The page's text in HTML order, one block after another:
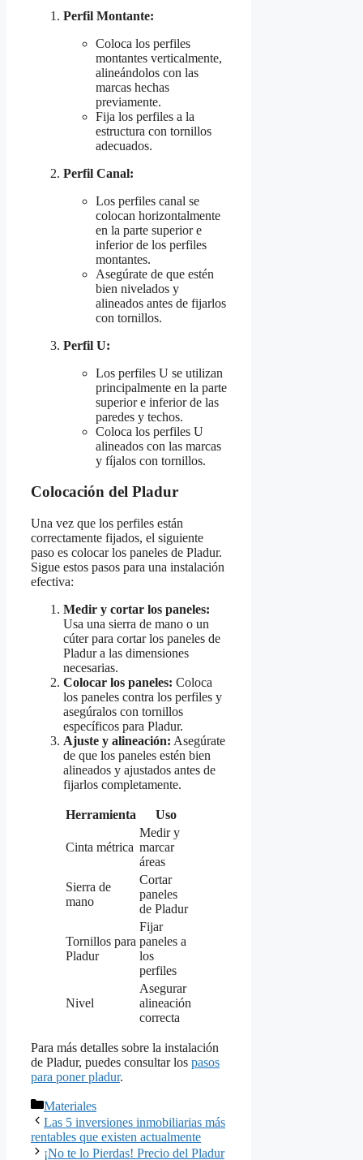
Perfil Montante:
Coloca los perfiles
montantes verticalmente,
alineándolos con las
marcas hechas
previamente.
Fija los perfiles a la
estructura con tornillos
adecuados.
Perfil Canal:
Los perfiles canal se
colocan horizontalmente
en la parte superior e
inferior de los perfiles
montantes.
Asegúrate de que estén
bien nivelados y
alineados antes de fijarlos
con tornillos.
Perfil U:
Los perfiles U se utilizan
principalmente en la parte
superior e inferior de las
paredes y techos.
Coloca los perfiles U
alineados con las marcas
y fíjalos con tornillos.
Colocación del Pladur
Una vez que los perfiles están
correctamente fijados, el siguiente
paso es colocar los paneles de Pladur.
Sigue estos pasos para una instalación
efectiva:
Medir y cortar los paneles:
Usa una sierra de mano o un
cúter para cortar los paneles de
Pladur a las dimensiones
necesarias.
Colocar los paneles: Coloca
los paneles contra los perfiles y
asegúralos con tornillos
específicos para Pladur.
Ajuste y alineación: Asegúrate
de que los paneles estén bien
alineados y ajustados antes de
fijarlos completamente.
Herramienta Uso
Cinta métrica
Medir y
marcar
áreas
Sierra de
mano
Cortar
paneles
de Pladur
Tornillos para
Pladur
Fijar
paneles a
los
perfiles
Nivel
Asegurar
alineación
correcta
Para más detalles sobre la instalación
de Pladur, puedes consultar los pasos
para poner pladur.
Categorías
Materiales
Las 5 inversiones inmobiliarias más
rentables que existen actualmente
¡No te lo Pierdas! Precio del Pladur